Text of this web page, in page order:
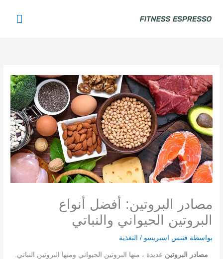
مصادر البروتين: أفضل أنواع
البروتين الحيواني والنباتي
بواسطة فتنس اسبريسو/ التغذية
مصادر البروتين عديدة ، منها البروتين الحيواني ومنها البروتين النباتي.